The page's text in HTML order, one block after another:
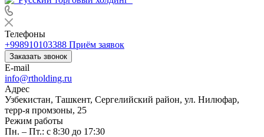
Телефоны
+998910103388 Приём заявок
Заказать звонок
E-mail
info@rtholding.ru
Адрес
Узбекистан, Ташкент, Сергелийский район, ул. Нилюфар,
терр-я промзоны, 25
Режим работы
Пн. – Пт.: с 8:30 до 17:30